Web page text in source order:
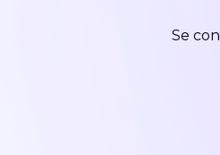
Se